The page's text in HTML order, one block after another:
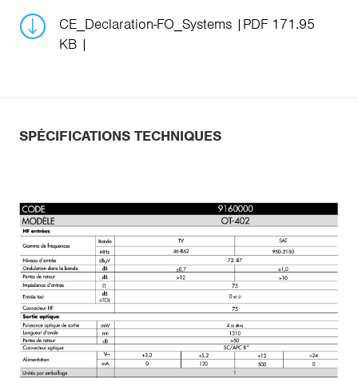
CE_Declaration-FO_Systems
PDF 171.95
KB
SPÉCIFICATIONS TECHNIQUES